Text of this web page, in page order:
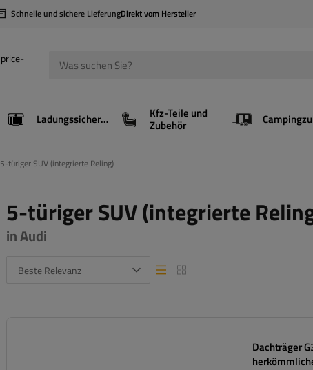
Schnelle und sichere LieferungDirekt vom Hersteller
Ladungssicherung Kfz-Teile und
Zubehör
5-türiger SUV (integrierte Reling)
5-türiger SUV (integrierte
in Audi
Beste Relevanz Listenansicht
Listenansicht
Dachträger